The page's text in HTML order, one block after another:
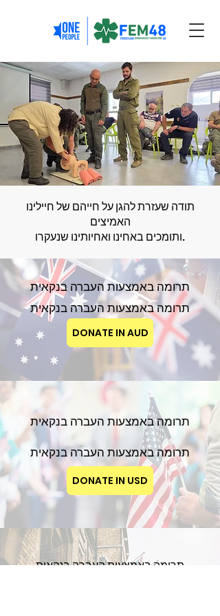
תודה שעזרת להגן על חייהם של חיילינו
האמיצים
ותומכים באחינו ואחיותינו שנעקרו.
תרומה באמצעות העברה בנקאית
תרומה באמצעות העברה בנקאית
DONATE IN AUD
תרומה באמצעות העברה בנקאית
תרומה באמצעות העברה בנקאית
DONATE IN USD
תרומה באמצעות העברה בנקאית